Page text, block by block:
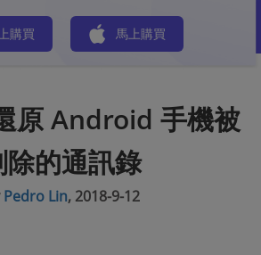
購買 馬上購買
原 Android 手機被
除的通訊錄
Pedro Lin, 2018-9-12